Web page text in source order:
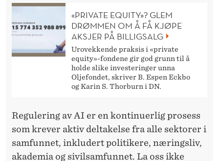
«PRIVATE EQUITY»? GLEM
DRØMMEN OM Å FÅ KJØPE
AKSJER PÅ BILLIGSALG
Urovekkende praksis i «private
equity»-fondene gir god grunn til å
holde slike investeringer unna
Oljefondet, skriver B. Espen Eckbo
og Karin S. Thorburn i DN.
Regulering av AI er en kontinuerlig prosess
som krever aktiv deltakelse fra alle sektorer i
samfunnet, inkludert politikere, næringsliv,
akademia og sivilsamfunnet. La oss ikke